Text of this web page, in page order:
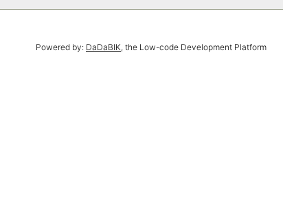
Powered by: DaDaBIK, the Low-code Development Platform